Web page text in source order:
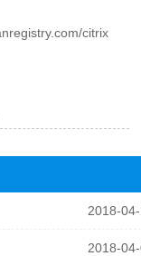
citrix
2018-
2018-